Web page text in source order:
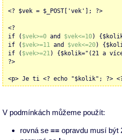
<? $vek = $_POST['vek']; ?>
<?
if ( $vek>=0 and $vek<=10)
if ( $vek>=11 and $vek<=20)
if ( $vek>=21) {$kolik="(21 a
?>
<p> Je ti <? echo "$kolik"; ?>
V podmínkách můžeme použít:
rovná se == opravdu musí být